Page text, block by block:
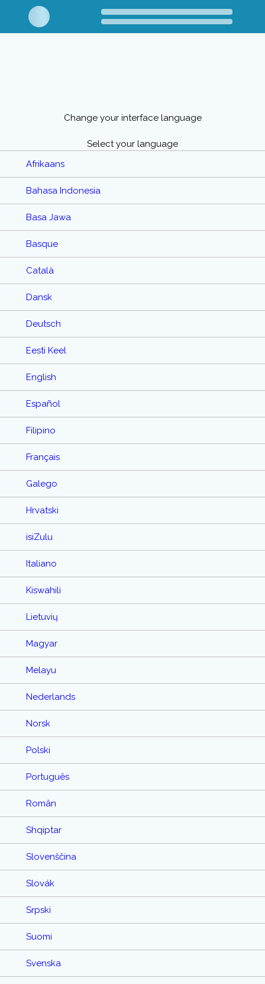
Change your interface language
Select your language
Afrikaans
Bahasa Indonesia
Basa Jawa
Basque
Català
Dansk
Deutsch
Eesti Keel
English
Español
Filipino
Français
Galego
Hrvatski
isiZulu
Italiano
Kiswahili
Lietuvių
Magyar
Melayu
Nederlands
Norsk
Polski
Português
Român
Shqiptar
Slovenščina
Slovák
Srpski
Suomi
Svenska